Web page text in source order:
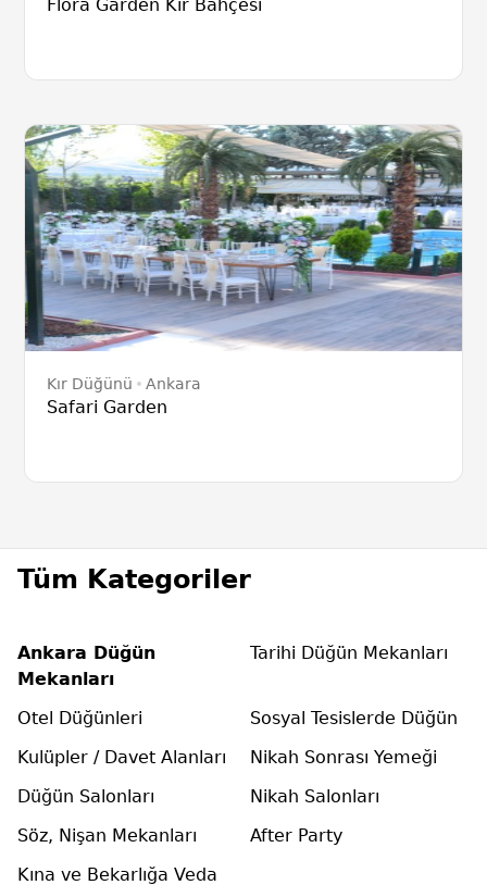
Flora Garden Kır Bahçesi
Kır Düğünü Ankara
Safari Garden
Tüm Kategoriler
Ankara Düğün
Mekanları
Tarihi Düğün Mekanları
Otel Düğünleri
Sosyal Tesislerde Düğün
Kulüpler / Davet Alanları
Nikah Sonrası Yemeği
Düğün Salonları
Nikah Salonları
Söz, Nişan Mekanları
After Party
Kına ve Bekarlığa Veda